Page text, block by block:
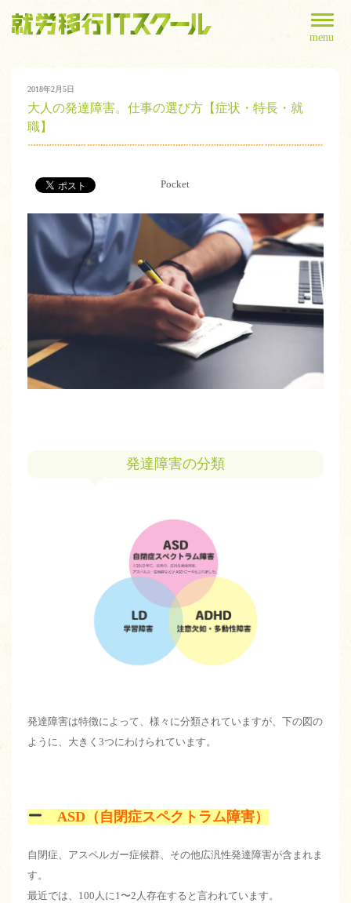
menu
2018年2月5日
大人の発達障害。仕事の選び方【症状・特長・就
職】
Pocket
発達障害の分類
発達障害は特徴によって、様々に分類されていますが、下の図の
ように、大きく3つにわけられています。
ASD（自閉症スペクトラム障害）
自閉症、アスペルガー症候群、その他広汎性発達障害が含まれま
す。
最近では、100人に1〜2人存在すると言われています。